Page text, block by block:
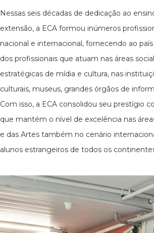
Nessas seis décadas de dedicação ao
extensão, a ECA formou inúmeros
nacional e internacional, fornecendo ao
dos profissionais que atuam nas áreas
estratégicas de mídia e cultura, nas
culturais, museus, grandes órgãos de
Com isso, a ECA consolidou seu prestígio
que mantém o nível de excelência nas
e das Artes também no cenário
alunos estrangeiros de todos os